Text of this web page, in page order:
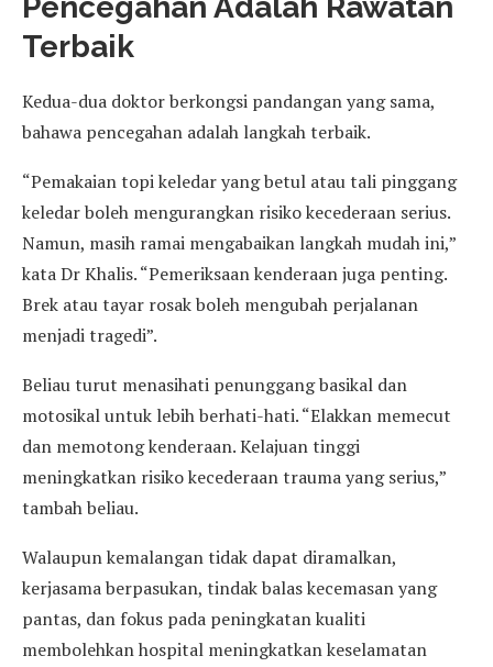
Pencegahan Adalah Rawatan
Terbaik
Kedua-dua doktor berkongsi pandangan yang sama,
bahawa pencegahan adalah langkah terbaik.
“Pemakaian topi keledar yang betul atau tali pinggang
keledar boleh mengurangkan risiko kecederaan serius.
Namun, masih ramai mengabaikan langkah mudah ini,”
kata Dr Khalis. “Pemeriksaan kenderaan juga penting.
Brek atau tayar rosak boleh mengubah perjalanan
menjadi tragedi”.
Beliau turut menasihati penunggang basikal dan
motosikal untuk lebih berhati-hati. “Elakkan memecut
dan memotong kenderaan. Kelajuan tinggi
meningkatkan risiko kecederaan trauma yang serius,”
tambah beliau.
Walaupun kemalangan tidak dapat diramalkan,
kerjasama berpasukan, tindak balas kecemasan yang
pantas, dan fokus pada peningkatan kualiti
membolehkan hospital meningkatkan keselamatan